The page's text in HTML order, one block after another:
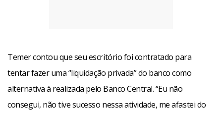
Temer contou que seu escritório foi contratado para
tentar fazer uma “liquidação privada” do banco como
alternativa à realizada pelo Banco Central. “Eu não
consegui, não tive sucesso nessa atividade, me afastei do